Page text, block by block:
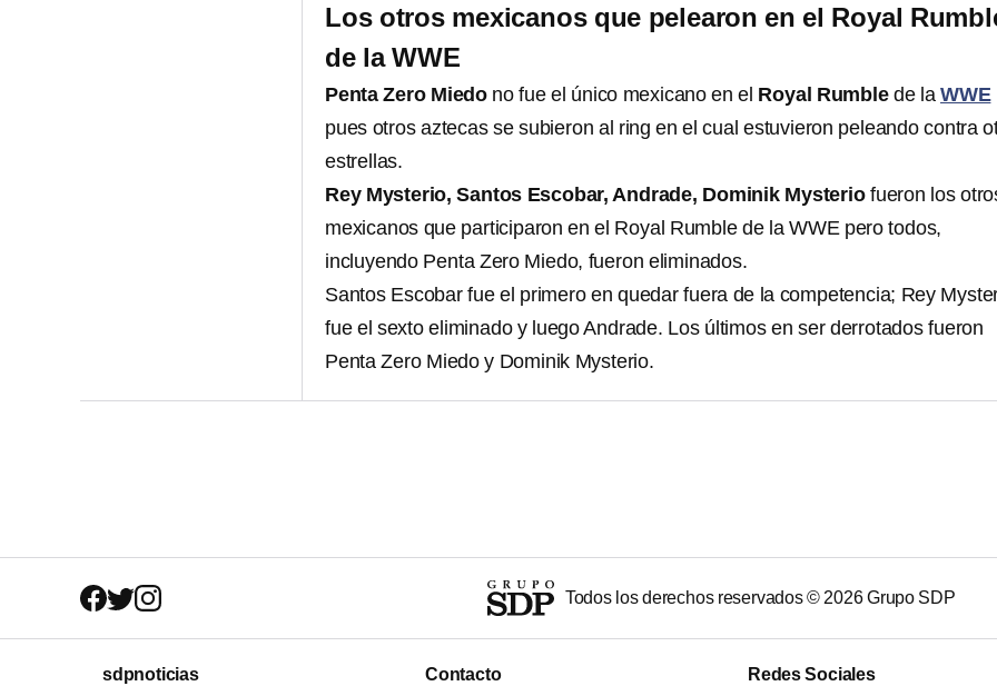
Los otros mexicanos que pelearon en el Royal
de la WWE
Penta Zero Miedo no fue el único mexicano en el Royal Rumblede laWWE
pues otros aztecas se subieron al ring en el cual estuvieron peleando contra
estrellas.
Rey Mysterio, Santos Escobar, Andrade, Dominik Mysterio fueron los
mexicanos que participaron en el Royal Rumble de la WWE pero todos,
incluyendo Penta Zero Miedo, fueron eliminados.
Santos Escobar fue el primero en quedar fuera de la competencia; Rey
fue el sexto eliminado y luego Andrade. Los últimos en ser derrotados fueron
Penta Zero Miedo y Dominik Mysterio.
Todos los derechos reservados © 2026Grupo SDP
sdpnoticias Contacto Redes Sociales